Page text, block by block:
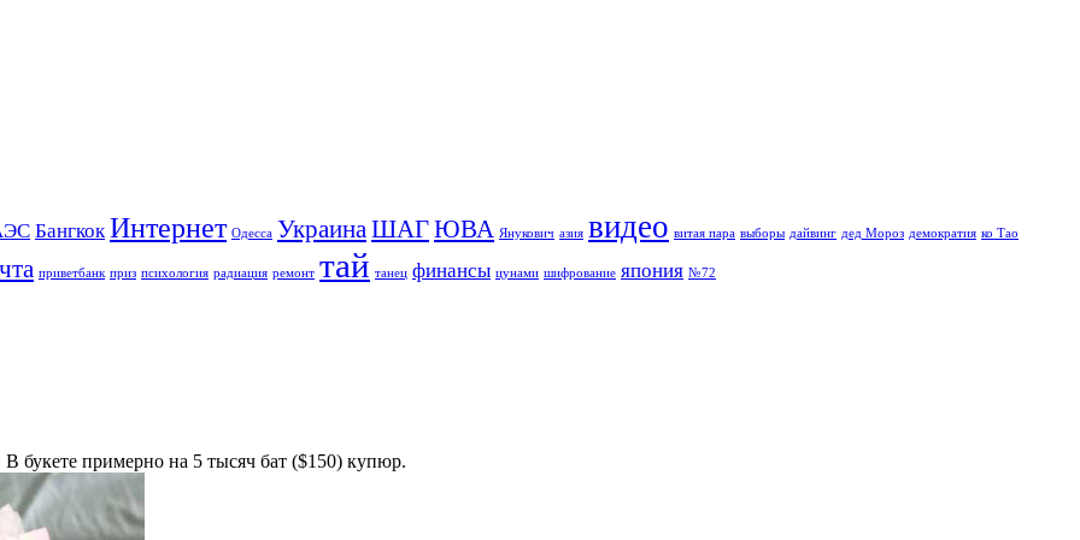
Бангкок Интернет Одесса УкраинаШАГЮВА Янукович азия видео витая пара выборы дайвинг дед Мороз демократия ко Тао
приветбанк приз психология радиация ремонт тай танец финансы цунами шифрование япония №72
букете примерно на 5 тысяч бат ($150) купюр.